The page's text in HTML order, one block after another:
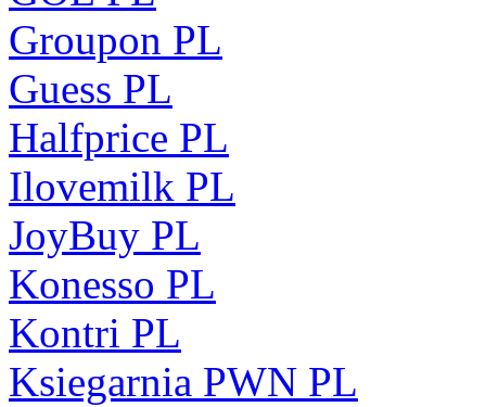
Groupon PL
Guess PL
Halfprice PL
Ilovemilk PL
JoyBuy PL
Konesso PL
Kontri PL
Ksiegarnia PWN PL